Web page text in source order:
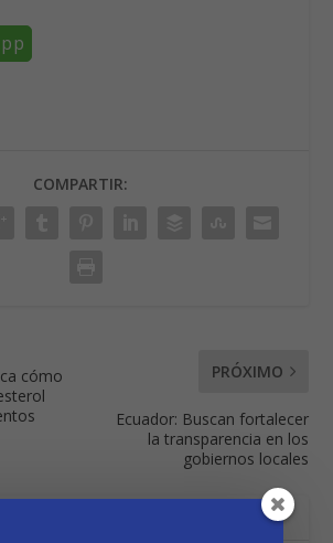
COMPARTIR:
cómo
PRÓXIMO
Ecuador: Buscan fortalecer
la transparencia en los
gobiernos locales